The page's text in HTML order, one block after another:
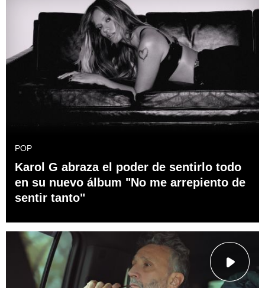
POP
Karol G abraza el poder de sentirlo todo
en su nuevo álbum "No me arrepiento de
sentir tanto"